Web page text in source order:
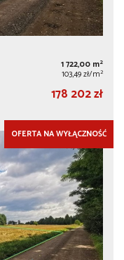
1 722,00 m2
103,49 zł/m2
178 202 zł
OFERTA NA WYŁĄCZNOŚĆ